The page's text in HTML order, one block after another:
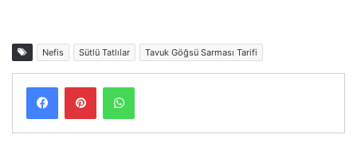
Nefis Sütlü Tatlılar Tavuk Göğsü Sarması Tarifi
FacebookPinterestWhatsApp